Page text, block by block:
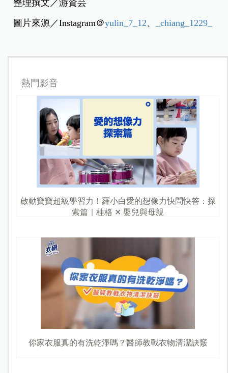
整理撰文／游資芸
圖片來源／Instagram＠yulin_7_12、 _chiang_1229_
熱門影音
啟動寶寶超級學習力！羅小白愛的想像力快問快答：探
索篇｜桂格 ✕ 嬰兒與母親
你家衣服真的有洗乾淨嗎？醫師教戰衣物清潔訣竅